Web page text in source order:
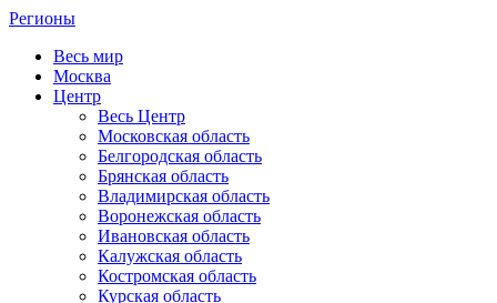
Регионы
Весь мир
Москва
Центр
Весь Центр
Московская область
Белгородская область
Брянская область
Владимирская область
Воронежская область
Ивановская область
Калужская область
Костромская область
Курская область